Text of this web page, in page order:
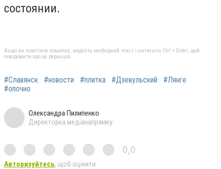
состоянии.
Якщо ви помітили помилку, виділіть необхідний текст і натисніть Ctrl + Enter, щоб
повідомити про це редакцію
#Славянск #новости #плитка #Дзевульский
#Лянге
#опочно
Олександра Пилипенко
Директорка медіанапрямку
0,0
Авторизуйтесь, щоб оцінити